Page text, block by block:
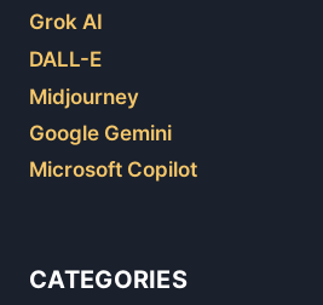
Grok AI
DALL-E
Midjourney
Google Gemini
Microsoft Copilot
CATEGORIES